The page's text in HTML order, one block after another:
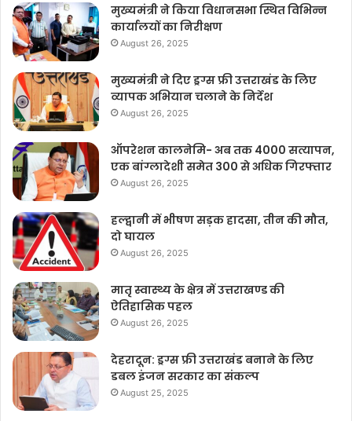
मुख्यमंत्री ने किया विधानसभा स्थित विभिन्न
कार्यालयों का निरीक्षण
August 26, 2025
मुख्यमंत्री ने दिए ड्रग्स फ्री उत्तराखंड के लिए
व्यापक अभियान चलाने के निर्देश
August 26, 2025
ऑपरेशन कालनेमि- अब तक 4000 सत्यापन,
एक बांग्लादेशी समेत 300 से अधिक गिरफ्तार
August 26, 2025
हल्द्वानी में भीषण सड़क हादसा, तीन की मौत,
दो घायल
August 26, 2025
मातृ स्वास्थ्य के क्षेत्र में उत्तराखण्ड की
ऐतिहासिक पहल
August 26, 2025
देहरादून: ड्रग्स फ्री उत्तराखंड बनाने के लिए
डबल इंजन सरकार का संकल्प
August 25, 2025